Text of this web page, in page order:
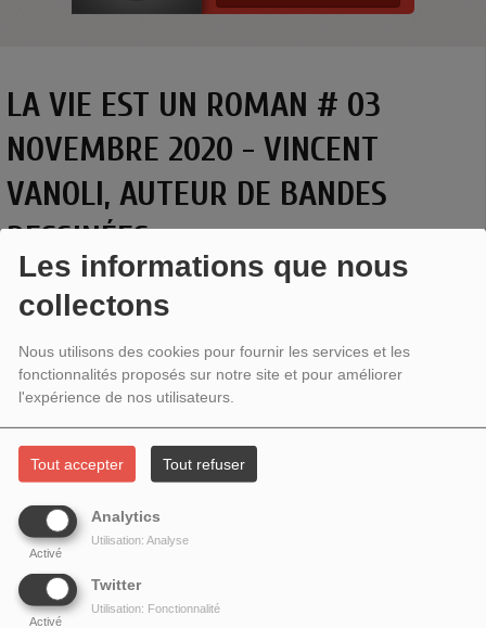
Les informations que nous
collectons
Nous utilisons des cookies pour fournir les services et les
fonctionnalités proposés sur notre site et pour améliorer
l'expérience de nos utilisateurs.
Tout accepter Tout refuser
Analytics
Activé
Utilisation: Analyse
Twitter
Activé
Utilisation: Fonctionnalité
LA VIE EST UN ROMAN # 03
NOVEMBRE 2020 - VINCENT
VANOLI, AUTEUR DE BANDES
DESSINÉES
Vincent Vanoli
, auteur de bandes dessinées, nous parle de
l'un de ses derniers albums, d'une réédition et de son
rapport avec les dessins et scénarios de bande dessinée.